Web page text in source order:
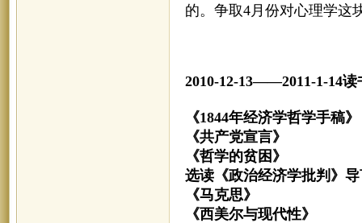
的。争取4月份对心理学这
2010-12-13——2011-1-14读
《1844年经济学哲
《共产党宣言》
《哲学的贫困
选读《政治经济学批判》
《马克思》 [美]
《西美尔与现代性